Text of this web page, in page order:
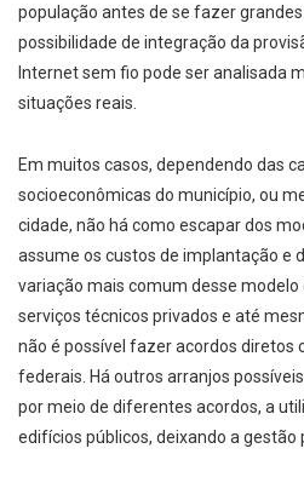
população antes de se fazer
possibilidade de integração da
Internet sem fio pode ser analisada
situações reais.
Em muitos casos, dependendo das
socioeconômicas do município, ou
cidade, não há como escapar dos
assume os custos de implantação e
variação mais comum desse
serviços técnicos privados e até
não é possível fazer acordos diretos
federais. Há outros arranjos
por meio de diferentes acordos, a
edifícios públicos, deixando a gestão